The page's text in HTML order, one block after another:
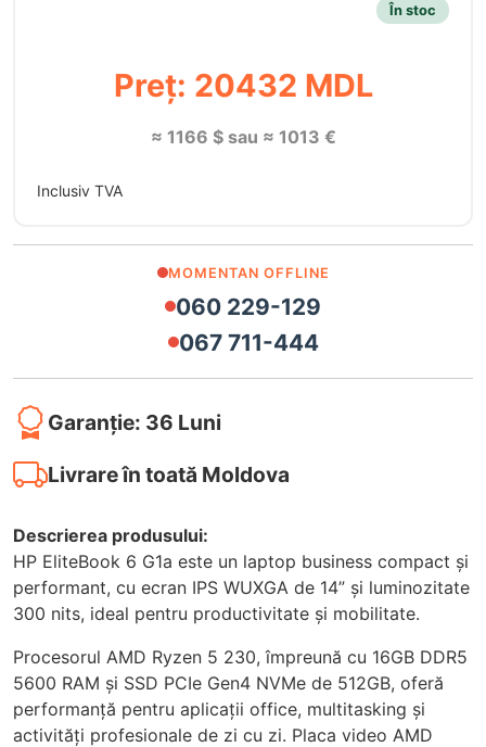
În stoc
Preț: 20432 MDL
≈ 1166 $ sau ≈ 1013 €
Inclusiv TVA
MOMENTAN OFFLINE
060 229-129
067 711-444
Garanție: 36 Luni
Livrare în toată Moldova
Descrierea produsului:
HP EliteBook 6 G1a este un laptop business compact și
performant, cu ecran IPS WUXGA de 14” și luminozitate
300 nits, ideal pentru productivitate și mobilitate.
Procesorul AMD Ryzen 5 230, împreună cu 16GB DDR5
5600 RAM și SSD PCIe Gen4 NVMe de 512GB, oferă
performanță pentru aplicații office, multitasking și
activități profesionale de zi cu zi. Placa video AMD